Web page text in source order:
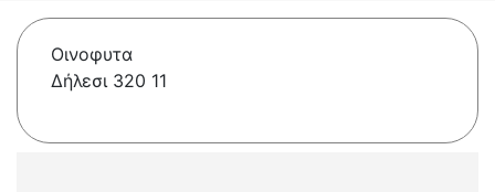
Οινοφυτα
Δήλεσι 320 11